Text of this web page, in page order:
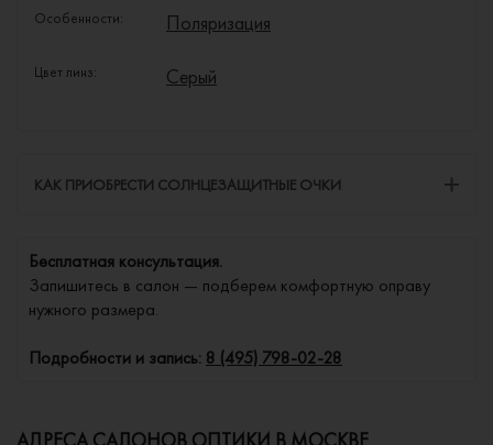
Особенности: Поляризация
Цвет линз: Серый
КАК ПРИОБРЕСТИ СОЛНЦЕЗАЩИТНЫЕ ОЧКИ
Бесплатная консультация.
Запишитесь в салон — подберем комфортную оправу
нужного размера.
Подробности и запись: 8 (495) 798-02-28
АДРЕСА САЛОНОВ ОПТИКИ В МОСКВЕ